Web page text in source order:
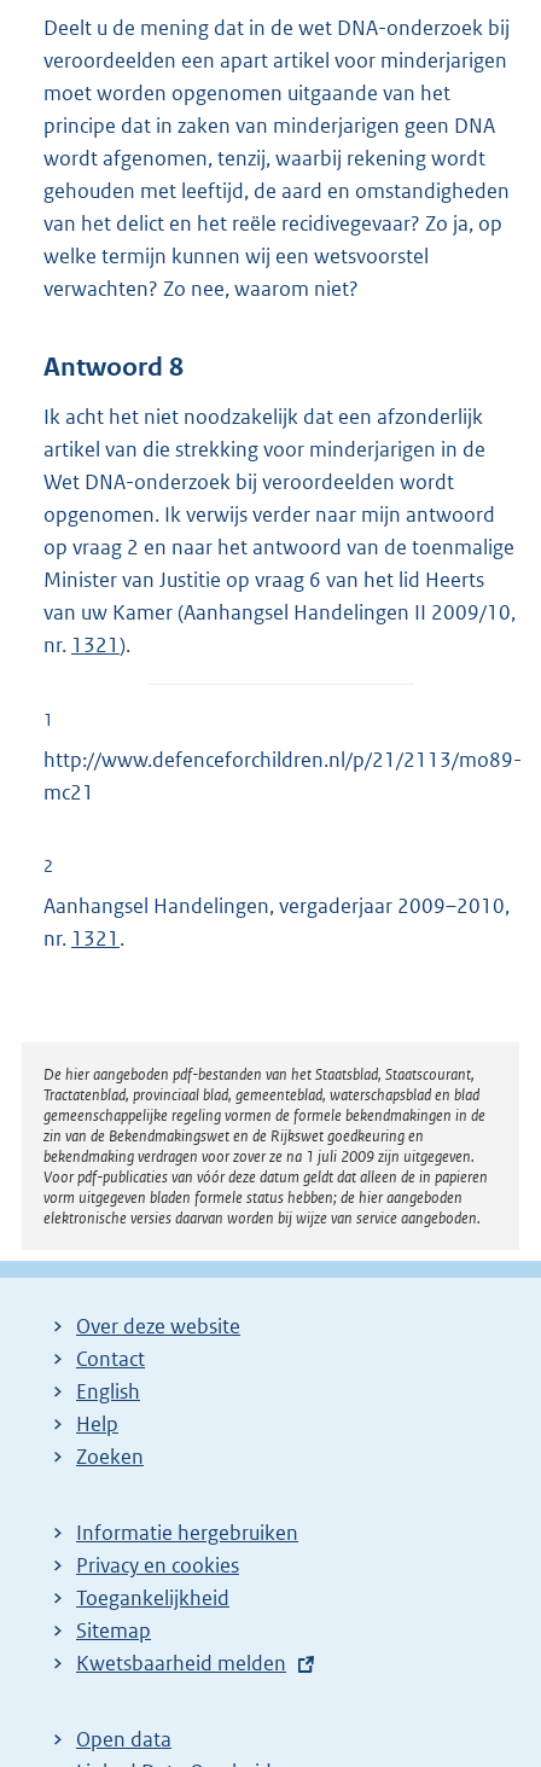
Deelt u de mening dat in de wet DNA-onderzoek bij
veroordeelden een apart artikel voor minderjarigen
moet worden opgenomen uitgaande van het
principe dat in zaken van minderjarigen geen DNA
wordt afgenomen, tenzij, waarbij rekening wordt
gehouden met leeftijd, de aard en omstandigheden
van het delict en het reële recidivegevaar? Zo ja, op
welke termijn kunnen wij een wetsvoorstel
verwachten? Zo nee, waarom niet?
Antwoord 8
Ik acht het niet noodzakelijk dat een afzonderlijk
artikel van die strekking voor minderjarigen in de
Wet DNA-onderzoek bij veroordeelden wordt
opgenomen. Ik verwijs verder naar mijn antwoord
op vraag 2 en naar het antwoord van de toenmalige
Minister van Justitie op vraag 6 van het lid Heerts
van uw Kamer (Aanhangsel Handelingen II 2009/10,
nr. 1321).
1
http://www.defenceforchildren.nl/p/21/2113/mo89-
mc21
2
Aanhangsel Handelingen, vergaderjaar 2009–2010,
nr. 1321 .
Disclaimer
De hier aangeboden pdf-bestanden van het Staatsblad, Staatscourant,
Tractatenblad, provinciaal blad, gemeenteblad, waterschapsblad en blad
gemeenschappelijke regeling vormen de formele bekendmakingen in de
zin van de Bekendmakingswet en de Rijkswet goedkeuring en
bekendmaking verdragen voor zover ze na 1 juli 2009 zijn uitgegeven.
Voor pdf-publicaties van vóór deze datum geldt dat alleen de in papieren
vorm uitgegeven bladen formele status hebben; de hier aangeboden
elektronische versies daarvan worden bij wijze van service aangeboden.
Over deze website
Contact
English
Help
Zoeken
Informatie hergebruiken
Privacy en cookies
Toegankelijkheid
Sitemap
E
t
e
Kwetsbaarheid melden
Open data